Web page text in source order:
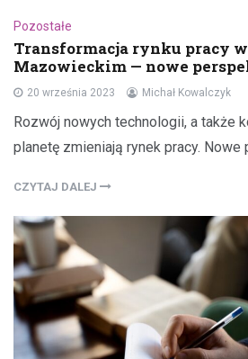
Pozostałe
Transformacja rynku pracy
Mazowieckim — nowe
20 września 2023 Michał Kowalczyk
Rozwój nowych technologii, a także
planetę zmieniają rynek pracy.
CZYTAJ DALEJ